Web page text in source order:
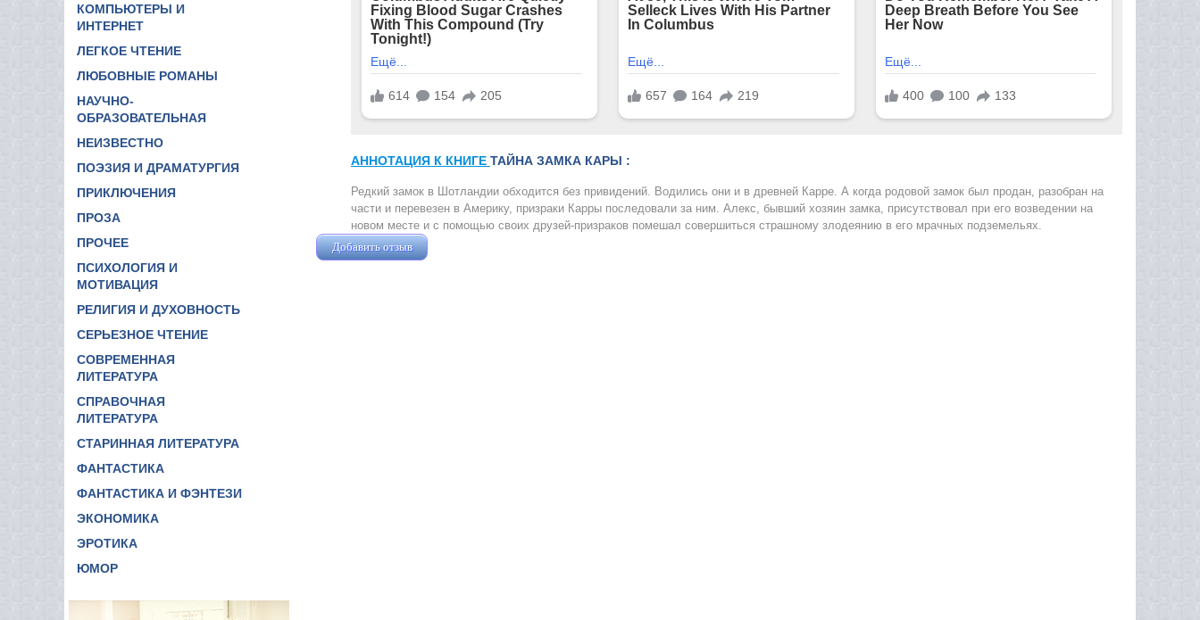
КОМПЬЮТЕРЫ И
ИНТЕРНЕТ
ЛЕГКОЕ ЧТЕНИЕ
ЛЮБОВНЫЕ РОМАНЫ
НАУЧНО-
ОБРАЗОВАТЕЛЬНАЯ
НЕИЗВЕСТНО
ПОЭЗИЯ И ДРАМАТУРГИЯ
ПРИКЛЮЧЕНИЯ
ПРОЗА
ПРОЧЕЕ
ПСИХОЛОГИЯ И
МОТИВАЦИЯ
РЕЛИГИЯ И ДУХОВНОСТЬ
СЕРЬЕЗНОЕ ЧТЕНИЕ
СОВРЕМЕННАЯ
ЛИТЕРАТУРА
СПРАВОЧНАЯ
ЛИТЕРАТУРА
СТАРИННАЯ ЛИТЕРАТУРА
ФАНТАСТИКА
ФАНТАСТИКА И ФЭНТЕЗИ
ЭКОНОМИКА
ЭРОТИКА
ЮМОР
АННОТАЦИЯ К КНИГЕ ТАЙНА ЗАМКА КАРЫ :
Редкий замок в Шотландии обходится без привидений. Водились они и в древней Карре. А когда родовой замок был продан, разобран на
части и перевезен в Америку, призраки Карры последовали за ним. Алекс, бывший хозяин замка, присутствовал при его возведении на
новом месте и с помощью своих друзей-призраков помешал совершиться страшному злодеянию в его мрачных подземельях.
Добавить отзыв